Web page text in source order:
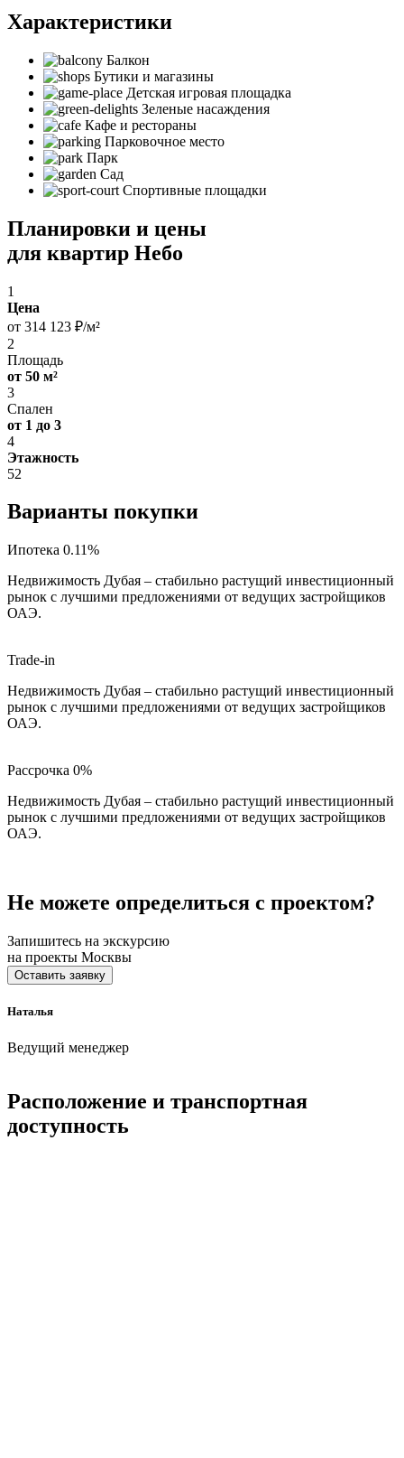
Характеристики
Балкон
Бутики и магазины
Детская игровая площадка
Зеленые насаждения
Кафе и рестораны
Парковочное место
Парк
Сад
Спортивные площадки
Планировки и цены
для квартир Небо
1
Цена
от 314 123 ₽/м²
2
Площадь
от 50 м²
3
Спален
от 1 до 3
4
Этажность
52
Варианты покупки
Ипотека 0.11%
Недвижимость Дубая – стабильно растущий инвестиционный
рынок с лучшими предложениями от ведущих застройщиков
ОАЭ.
Trade-in
Недвижимость Дубая – стабильно растущий инвестиционный
рынок с лучшими предложениями от ведущих застройщиков
ОАЭ.
Рассрочка 0%
Недвижимость Дубая – стабильно растущий инвестиционный
рынок с лучшими предложениями от ведущих застройщиков
ОАЭ.
Не можете определиться с проектом?
Запишитесь на экскурсию
на проекты Москвы
Оставить заявку
Наталья
Ведущий менеджер
Расположение и транспортная
доступность